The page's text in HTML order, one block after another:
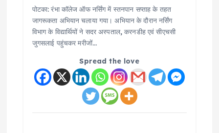
पोटका: रंभा कॉलेज ऑफ नर्सिंग में स्तनपान सप्ताह के तहत
जागरूकता अभियान चलाया गया। अभियान के दौरान नर्सिंग
विभाग के विद्यार्थियों ने सदर अस्पताल, करनडीह एवं सीएचसी
जुगसलाई पहुंचकर मरीजों…
Spread the love